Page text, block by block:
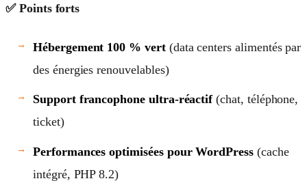
✅ Points forts
Hébergement 100 % vert(data centers alimentés par
des énergies renouvelables)
Support francophone ultra-réactif(chat, téléphone,
ticket)
Performances optimisées pour WordPress(cache
intégré, PHP 8.2)